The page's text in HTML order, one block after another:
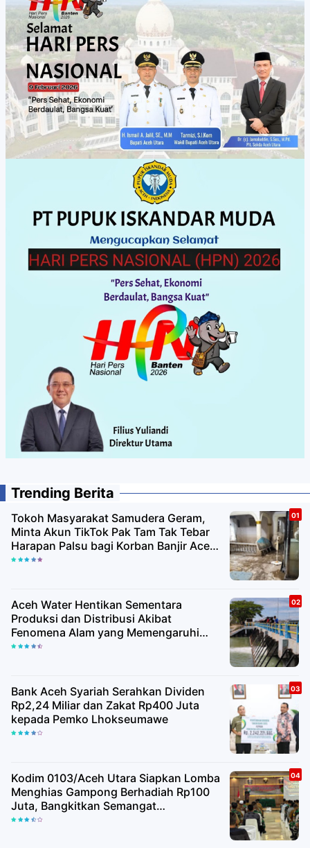
Trending Berita
Tokoh Masyarakat Samudera Geram,
Minta Akun TikTok Pak Tam Tak Tebar
Harapan Palsu bagi Korban Banjir Aceh
Utara
Aceh Water Hentikan Sementara
Produksi dan Distribusi Akibat
Fenomena Alam yang Memengaruhi
Kualitas Air Baku
Bank Aceh Syariah Serahkan Dividen
Rp2,24 Miliar dan Zakat Rp400 Juta
kepada Pemko Lhokseumawe
Kodim 0103/Aceh Utara Siapkan Lomba
Menghias Gampong Berhadiah Rp100
Juta, Bangkitkan Semangat
Kemerdekaan hingga Pelosok Desa